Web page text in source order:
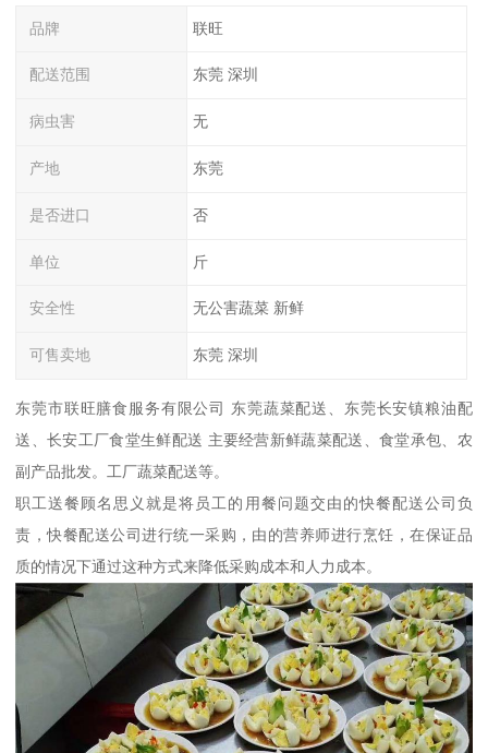
品牌 联旺
配送范围 东莞 深圳
病虫害 无
产地 东莞
是否进口 否
单位 斤
安全性 无公害蔬菜 新鲜
可售卖地 东莞 深圳
东莞市联旺膳食服务有限公司 东莞蔬菜配送、东莞长安镇粮油配
送、长安工厂食堂生鲜配送 主要经营新鲜蔬菜配送、食堂承包、农
副产品批发。工厂蔬菜配送等。
职工送餐顾名思义就是将员工的用餐问题交由的快餐配送公司负
责，快餐配送公司进行统一采购，由的营养师进行烹饪，在保证品
质的情况下通过这种方式来降低采购成本和人力成本。